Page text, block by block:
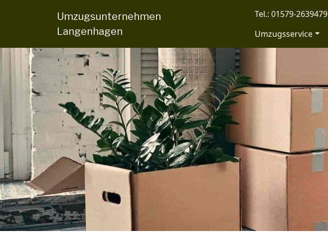
Umzugsunternehmen
Langenhagen
Tel.: 01579-2639479
Umzugsservice